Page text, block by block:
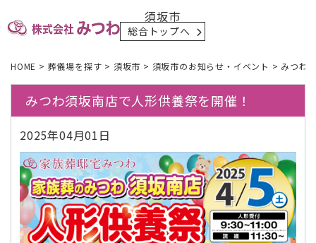
須坂市
総合トップへ
HOME > 葬儀場を探す > 須坂市 > 須坂市のお知らせ・イベント > みつわ
みつわ須坂南店で人形供養祭を開催！
2025年04月01日